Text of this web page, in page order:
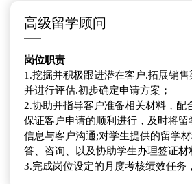
6.了解每个国家的签证类型
任职要求
1、具有优秀的销售技巧和沟通技巧
捷，语言表达能力强；
2、具有较强的学习能力、良好的职
神；
3、喜欢销售工作，服务意识强，敬
够承受较大的销售压力；
4、具有高端行业销售经验、同行业
或生活经历者优先。
高级留学顾问
岗位职责
1.挖掘并积极跟进潜在客户.拓展销
并进行评估.初步确定申请方案；
2.协助并指导客户准备相关材料，配
保证客户申请的顺利进行，及时将留
信息与客户沟通;对学生提供的留学
答、咨询、以及协助学生办理签证材
3.完成岗位设定的月度考核绩效任务